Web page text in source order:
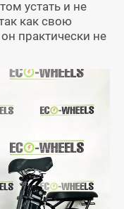
устать и не
как свою
практически не